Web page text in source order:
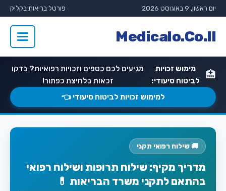
יום ראשון, 9 באוגוסט 2026 פורטל בריאות בקליק
Medicalo.Co.Il
🏥
מימוש זכויות
לביטוח סיעודי:
מגיעים לכם כספים וזכויות רפואיות? בדקו
זכאות בלחיצת כפתור!
למימוש זכויות לביטוח סיעודי 👈
🚚 שילוח רפואי תקני
מדריך מקיף: שילוח תרופות ושילוח רפואי
בהתאם לתקני משרד הבריאות 💊